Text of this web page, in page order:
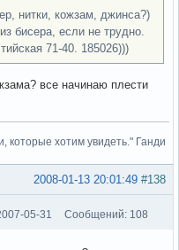
нитки, кожзам, джинса?)
бисера, если не трудно.
71-40. 185026)))
все начинаю плести
хотим увидеть." Ганди
#138
2008-01-13 20:01:49
05-31 Сообщений: 108